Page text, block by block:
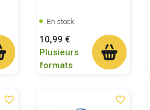
En stock
Prix
10,99 €
Plusieurs
formats
favorite_border favorite_border